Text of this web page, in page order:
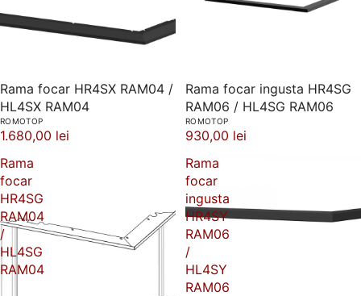
Rama focar HR4SX RAM04 /
HL4SX RAM04
ROMOTOP
1.680,00 lei
Rama focar ingusta HR4SG
RAM06 / HL4SG RAM06
ROMOTOP
930,00 lei
Rama
focar
HR4SG
RAM04
/
HL4SG
RAM04
Rama
focar
ingusta
HR4SY
RAM06
/
HL4SY
RAM06